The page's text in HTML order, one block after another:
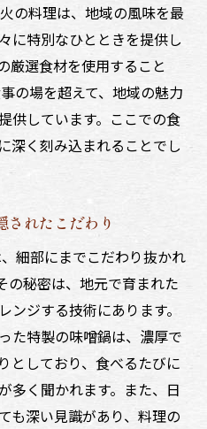
の料理は、地域の風味を最
に特別なひとときを提供し
厳選食材を使用すること
の場を超えて、地域の魅力
供しています。ここでの食
深く刻み込まれることでし
されたこだわり
細部にまでこだわり抜かれ
の秘密は、地元で育まれた
ジする技術にあります。
た特製の味噌鍋は、濃厚で
としており、食べるたびに
多く聞かれます。また、日
も深い見識があり、料理の